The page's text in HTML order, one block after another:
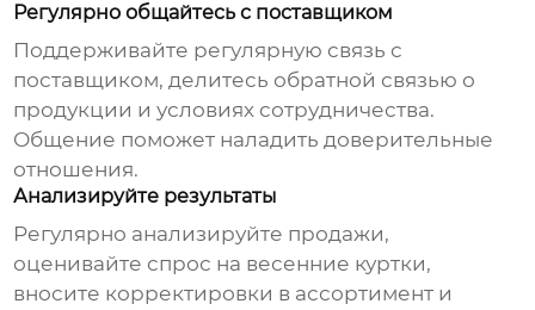
Регулярно общайтесь с поставщиком
Поддерживайте регулярную связь с
поставщиком, делитесь обратной связью о
продукции и условиях сотрудничества.
Общение поможет наладить доверительные
отношения.
Анализируйте результаты
Регулярно анализируйте продажи,
оценивайте спрос на весенние куртки,
вносите корректировки в ассортимент и